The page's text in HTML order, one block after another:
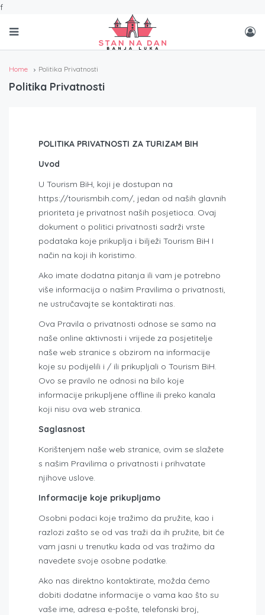
f
Home Politika Privatnosti
Politika Privatnosti
POLITIKA PRIVATNOSTI ZA TURIZAM BIH
Uvod
U Tourism BiH, koji je dostupan na
https://tourismbih.com/, jedan od naših glavnih
prioriteta je privatnost naših posjetioca. Ovaj
dokument o politici privatnosti sadrži vrste
podataka koje prikuplja i bilježi Tourism BiH I
način na koji ih koristimo.
Ako imate dodatna pitanja ili vam je potrebno
više informacija o našim Pravilima o privatnosti,
ne ustručavajte se kontaktirati nas.
Ova Pravila o privatnosti odnose se samo na
naše online aktivnosti i vrijede za posjetitelje
naše web stranice s obzirom na informacije
koje su podijelili i / ili prikupljali o Tourism BiH.
Ovo se pravilo ne odnosi na bilo koje
informacije prikupljene offline ili preko kanala
koji nisu ova web stranica.
Saglasnost
Korištenjem naše web stranice, ovim se slažete
s našim Pravilima o privatnosti i prihvatate
njihove uslove.
Informacije koje prikupljamo
Osobni podaci koje tražimo da pružite, kao i
razlozi zašto se od vas traži da ih pružite, bit će
vam jasni u trenutku kada od vas tražimo da
navedete svoje osobne podatke.
Ako nas direktno kontaktirate, možda ćemo
dobiti dodatne informacije o vama kao što su
vaše ime, adresa e-pošte, telefonski broj,